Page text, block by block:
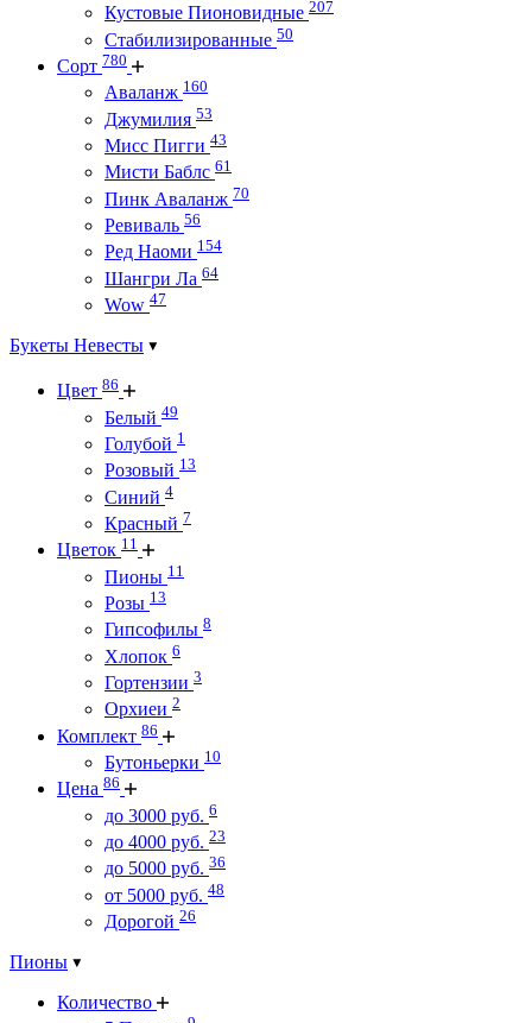
Кустовые Пионовидные 207
Стабилизированные 50
Сорт 780
Аваланж 160
Джумилия 53
Мисс Пигги 43
Мисти Баблс 61
Пинк Аваланж 70
Ревиваль 56
Ред Наоми 154
Шангри Ла 64
Wow 47
Букеты Невесты
Цвет 86
Белый 49
Голубой 1
Розовый 13
Синий 4
Красный 7
Цветок 11
Пионы 11
Розы 13
Гипсофилы 8
Хлопок 6
Гортензии 3
Орхиеи 2
Комплект 86
Бутоньерки 10
Цена 86
до 3000 руб. 6
до 4000 руб. 23
до 5000 руб. 36
от 5000 руб. 48
Дорогой 26
Пионы
Количество